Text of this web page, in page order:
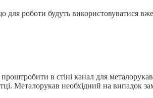
для роботи будуть використовуватися
в стіні канал для
Металорукав необхідний на випадок